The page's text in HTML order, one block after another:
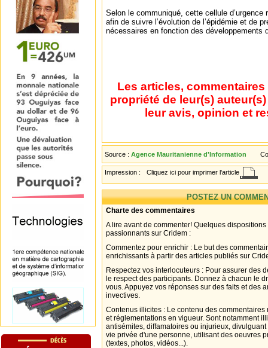
Selon le communiqué, cette cellule d’urgence
afin de suivre l’évolution de l’épidémie et de
nécessaires en fonction des développements
Les articles,
propriété de leur(s)
leur avis, opinion et
Source : Agence Mauritanienne d'Information
Impression : Cliquez ici pour imprimer l'article
POSTEZ UN
Charte des commentaires
A lire avant de commenter! Quelques
passionnants sur Cridem :
Commentez pour enrichir : Le but des
enrichissants à partir des articles publiés sur
Respectez vos interlocuteurs : Pour assurer des
le respect des participants. Donnez à chacun le
vous. Appuyez vos réponses sur des faits et des
invectives.
Contenus illicites : Le contenu des
et réglementations en vigueur. Sont notamment
antisémites, diffamatoires ou injurieux,
vie privée d'une personne, utilisant des oeuvres
(textes, photos, vidéos...).